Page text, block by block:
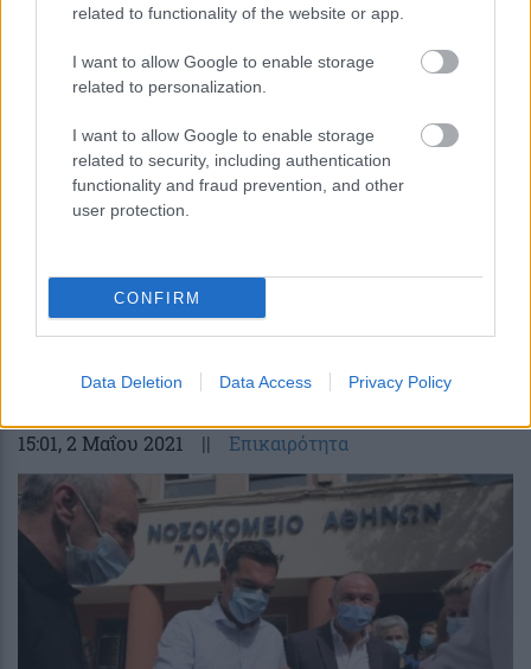
related to functionality of the website or app.
I want to allow Google to enable storage
related to personalization.
I want to allow Google to enable storage
related to security, including authentication
functionality and fraud prevention, and other
user protection.
CONFIRM
Data Deletion Data Access Privacy Policy
Τσίπρας: Ανάγκη για ένα νέο κοινωνικό
15:01, 2 Μαΐου 2021 || Επικαιρότητα